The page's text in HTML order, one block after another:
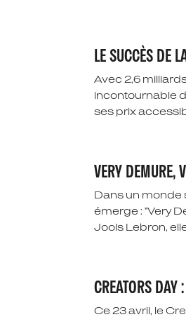
LE SUCCÈS DE
Avec 2,6
incontournable
ses prix
VERY DEMURE,
Dans un monde
émerge : “Very
Jools Lebron,
CREATORS DAY
Ce 23 avril, le